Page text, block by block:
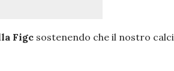
Figc sostenendo che il nostro